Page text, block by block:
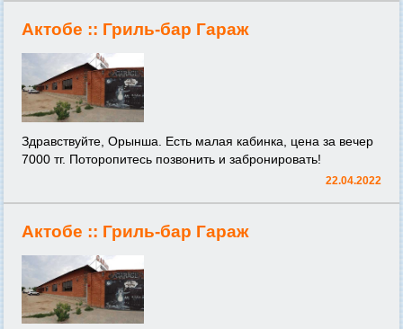
Актобе :: Гриль-бар Гараж
Здравствуйте, Орынша. Есть малая кабинка, цена за вечер
7000 тг. Поторопитесь позвонить и забронировать!
22.04.2022
Актобе :: Гриль-бар Гараж